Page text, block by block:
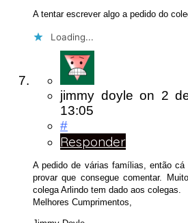
A tentar escrever algo a pedido do
Loading...
jimmy doyle on 2
13:05
#
Responder
A pedido de várias famílias, então
provar que consegue comentar.
colega Arlindo tem dado aos colegas.
Melhores Cumprimentos,